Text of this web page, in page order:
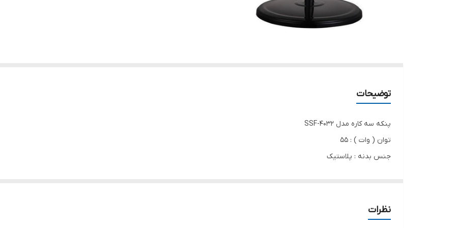
توضیحات
پنکه سه کاره مدل SSF-4032
توان ( وات ) : 55
جنس بدنه : پلاستیک
تعداد سرعت : 3
چرخش سینوسی : ندارد
نظرات